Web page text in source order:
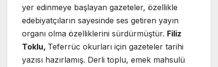
yer edinmeye başlayan gazeteler, özellikle
edebiyatçıların sayesinde ses getiren yayın
organı olma özelliklerini sürdürmüştür. Filiz
Toklu, Teferrüc okurları için gazeteler tarihi
yazısı hazırlamış. Derli toplu, emek mahsulü